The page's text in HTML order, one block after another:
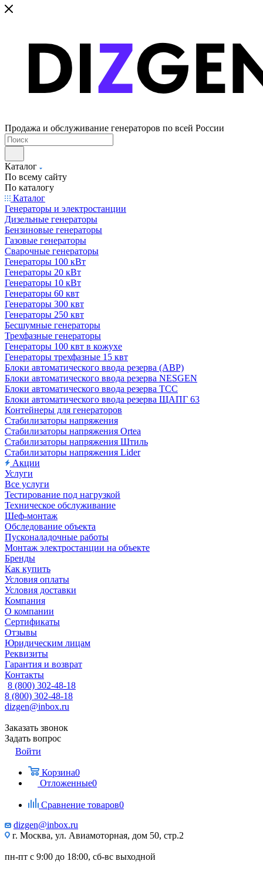
Продажа и обслуживание генераторов по всей России
Каталог
По всему сайту
По каталогу
Каталог
Генераторы и электростанции
Дизельные генераторы
Бензиновые генераторы
Газовые генераторы
Сварочные генераторы
Генераторы 100 кВт
Генераторы 20 кВт
Генераторы 10 кВт
Генераторы 60 квт
Генераторы 300 квт
Генераторы 250 квт
Бесшумные генераторы
Трехфазные генераторы
Генераторы 100 квт в кожухе
Генераторы трехфазные 15 квт
Блоки автоматического ввода резерва (АВР)
Блоки автоматического ввода резерва NESGEN
Блоки автоматического ввода резерва ТСС
Блоки автоматического ввода резерва ЩАПГ 63
Контейнеры для генераторов
Стабилизаторы напряжения
Стабилизаторы напряжения Ortea
Стабилизаторы напряжения Штиль
Стабилизаторы напряжения Lider
Акции
Услуги
Все услуги
Тестирование под нагрузкой
Техническое обслуживание
Шеф-монтаж
Обследование объекта
Пусконаладочные работы
Монтаж электростанции на объекте
Бренды
Как купить
Условия оплаты
Условия доставки
Компания
О компании
Сертификаты
Отзывы
Юридическим лицам
Реквизиты
Гарантия и возврат
Контакты
8 (800) 302-48-18
8 (800) 302-48-18
dizgen@inbox.ru
Заказать звонок
Задать вопрос
Войти
Корзина0
Отложенные0
Сравнение товаров0
dizgen@inbox.ru
г. Москва, ул. Авиамоторная, дом 50, стр.2
пн-пт с 9:00 до 18:00, сб-вс выходной